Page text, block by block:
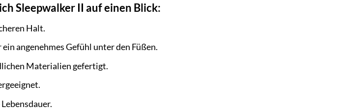
Sleepwalker II auf einen Blick:
Halt.
angenehmes Gefühl unter den Füßen.
Materialien gefertigt.